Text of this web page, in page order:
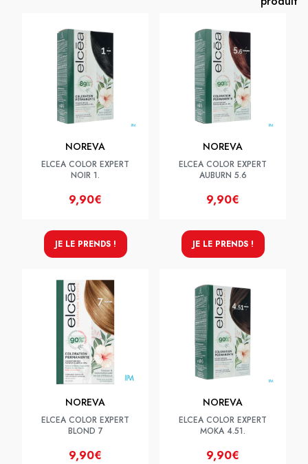
NOREVA
ELCEA COLOR EXPERT
NOIR 1.
9,90€
JE LE PRENDS !
NOREVA
ELCEA COLOR EXPERT
AUBURN 5.6
9,90€
JE LE PRENDS !
NOREVA
ELCEA COLOR EXPERT
BLOND 7
9,90€
NOREVA
ELCEA COLOR EXPERT
MOKA 4.51.
9,90€